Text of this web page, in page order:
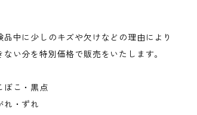
品中に少しのキズや欠けなどの理由により
ない分を特別価格で販売をいたします。
ぼこ・黒点
れ・ずれ